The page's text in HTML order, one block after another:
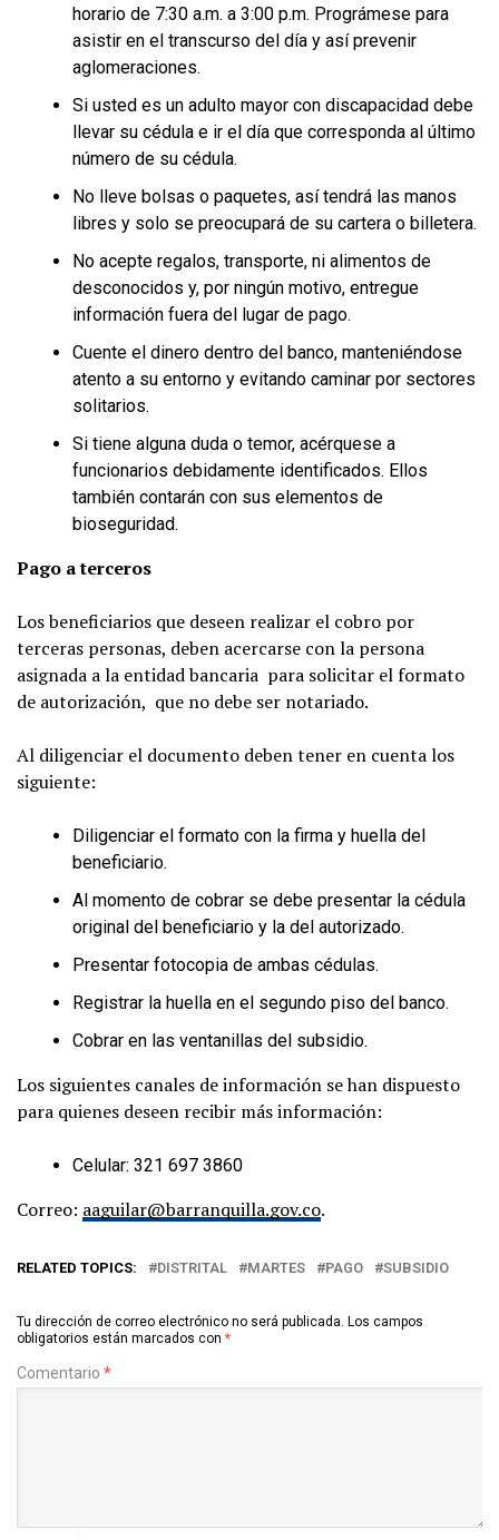
horario de 7:30 a.m. a 3:00 p.m. Prográmese para
asistir en el transcurso del día y así prevenir
aglomeraciones.
Si usted es un adulto mayor con discapacidad debe
llevar su cédula e ir el día que corresponda al último
número de su cédula.
No lleve bolsas o paquetes, así tendrá las manos
libres y solo se preocupará de su cartera o billetera.
No acepte regalos, transporte, ni alimentos de
desconocidos y, por ningún motivo, entregue
información fuera del lugar de pago.
Cuente el dinero dentro del banco, manteniéndose
atento a su entorno y evitando caminar por sectores
solitarios.
Si tiene alguna duda o temor, acérquese a
funcionarios debidamente identificados. Ellos
también contarán con sus elementos de
bioseguridad.
Pago a terceros
Los beneficiarios que deseen realizar el cobro por
terceras personas, deben acercarse con la persona
asignada a la entidad bancaria para solicitar el formato
de autorización, que no debe ser notariado.
Al diligenciar el documento deben tener en cuenta los
siguiente:
Diligenciar el formato con la firma y huella del
beneficiario.
Al momento de cobrar se debe presentar la cédula
original del beneficiario y la del autorizado.
Presentar fotocopia de ambas cédulas.
Registrar la huella en el segundo piso del banco.
Cobrar en las ventanillas del subsidio.
Los siguientes canales de información se han dispuesto
para quienes deseen recibir más información:
Celular: 321 697 3860
Correo: aaguilar@barranquilla.gov.co.
RELATED TOPICS: DISTRITAL MARTES PAGO SUBSIDIO
Tu dirección de correo electrónico no será publicada. Los campos
obligatorios están marcados con *
Comentario *